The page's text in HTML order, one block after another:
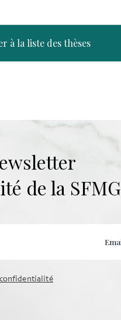
à la liste des thèses
de la SFMG